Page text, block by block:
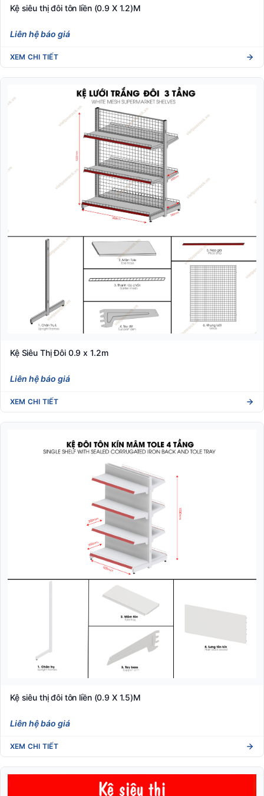
Kệ siêu thị đôi tôn liền (0.9 X 1.2)M
Liên hệ báo giá
XEM CHI TIẾT
Kệ Siêu Thị Đôi 0.9 x 1.2m
Liên hệ báo giá
XEM CHI TIẾT
Kệ siêu thị đôi tôn liền (0.9 X 1.5)M
Liên hệ báo giá
XEM CHI TIẾT